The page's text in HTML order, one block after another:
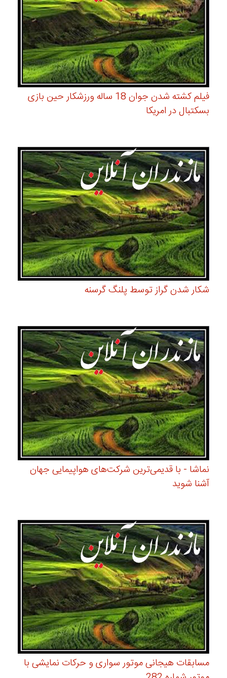
فیلم کشته شدن جوان 18 ساله ورزشکار حین بازی
بسکتبال در امریکا
شكار شدن گراز توسط پلنگ گرسنه
نماشا - با قدیمی‌ترین شرکت‌های هواپیمایی جهان
آشنا شوید
مسابقات هیجانی موتور سواری و حرکات نمایشی با